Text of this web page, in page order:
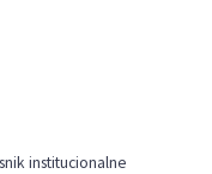
institucionalne